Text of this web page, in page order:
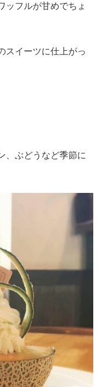
ッフルが甘めでちょ
スイーツに仕上がっ
、ぶどうなど季節に